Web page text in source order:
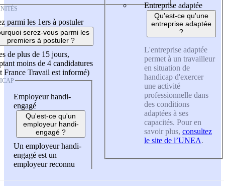
parmi les 1ers à postuler
serez-vous parmi les
premiers à postuler ?
de plus de 15 jours,
moins de 4 candidatures
France Travail est informé)
Employeur handi-
engagé
Qu'est-ce qu'un
employeur handi-
engagé ?
Un employeur handi-
engagé est un
employeur reconnu
Entreprise adaptée
Qu'est-ce qu'une
entreprise adaptée
?
L'entreprise adaptée
permet à un travailleur
en situation de
handicap d'exercer
une activité
professionnelle dans
des conditions
adaptées à ses
capacités. Pour en
savoir plus, consultez
le site de l’UNEA.